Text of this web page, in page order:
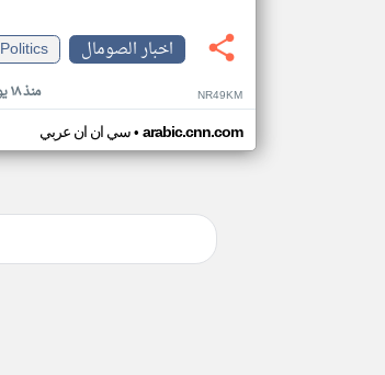
اخبار الصومال
Politics
منذ ١٨ يوم NR49KM
سي ان ان عربي• arabic.cnn.com